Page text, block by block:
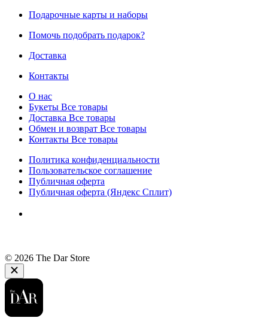
Подарочные карты и наборы
Помочь подобрать подарок?
Доставка
Контакты
О нас
Букеты Все товары
Доставка Все товары
Обмен и возврат Все товары
Контакты Все товары
Политика конфиденциальности
Пользовательское соглашение
Публичная оферта
Публичная оферта (Яндекс Сплит)
© 2026 The Dar Store